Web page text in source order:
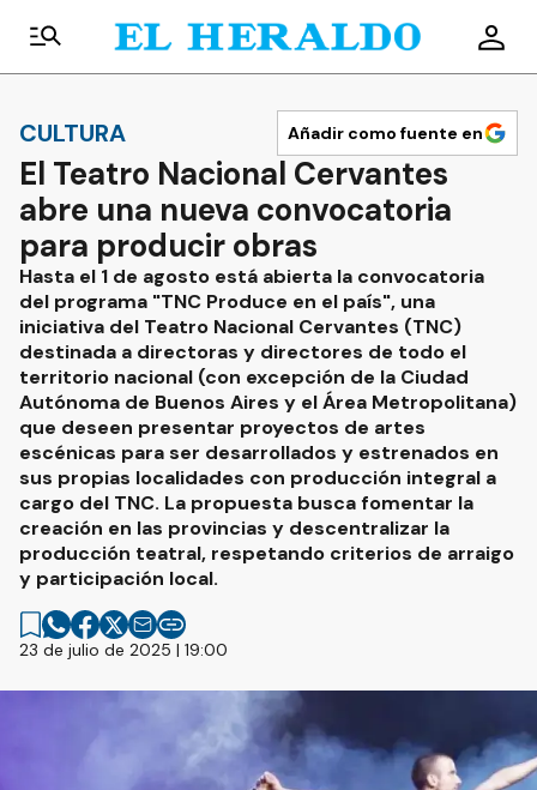
CULTURA Añadir como fuente en
El Teatro Nacional Cervantes
abre una nueva convocatoria
para producir obras
Hasta el 1 de agosto está abierta la convocatoria
del programa "TNC Produce en el país", una
iniciativa del Teatro Nacional Cervantes (TNC)
destinada a directoras y directores de todo el
territorio nacional (con excepción de la Ciudad
Autónoma de Buenos Aires y el Área Metropolitana)
que deseen presentar proyectos de artes
escénicas para ser desarrollados y estrenados en
sus propias localidades con producción integral a
cargo del TNC. La propuesta busca fomentar la
creación en las provincias y descentralizar la
producción teatral, respetando criterios de arraigo
y participación local.
23 de julio de 2025 | 19:00